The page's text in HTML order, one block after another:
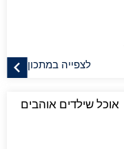
לצפייה במתכון
אוכל שילדים אוהבים